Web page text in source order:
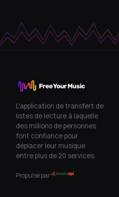
L'application de transfert de
listes de lecture à laquelle
des millions de personnes
font confiance pour
déplacer leur musique
entre plus de 20 services.
Propulsé par